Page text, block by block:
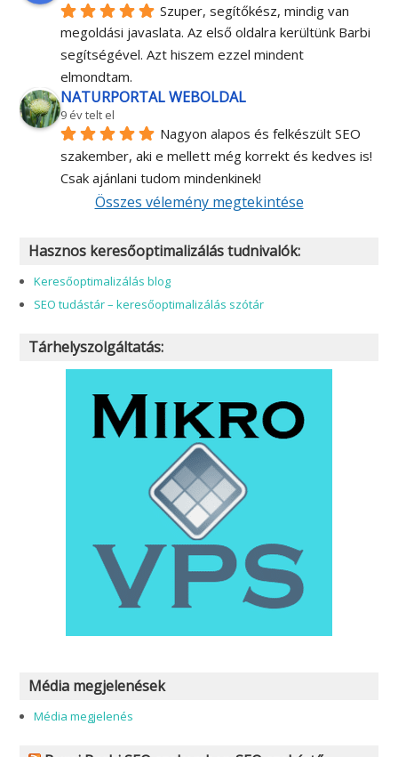
Szuper, segítőkész, mindig van
megoldási javaslata. Az első oldalra kerültünk Barbi
segítségével. Azt hiszem ezzel mindent
elmondtam.
NATURPORTAL WEBOLDAL
9 év telt el
Nagyon alapos és felkészült SEO
szakember, aki e mellett még korrekt és kedves is!
Csak ajánlani tudom mindenkinek!
Összes vélemény megtekintése
Hasznos keresőoptimalizálás tudnivalók:
Keresőoptimalizálás blog
SEO tudástár – keresőoptimalizálás szótár
Tárhelyszolgáltatás:
Média megjelenések
Média megjelenés